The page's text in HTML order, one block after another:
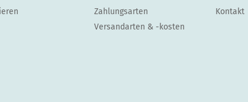
Zahlungsarten
Versandarten & -kosten
Kontakt